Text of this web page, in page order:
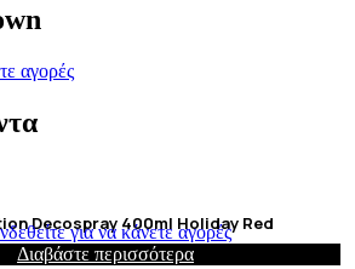
αγορές
Decospray 400ml Holiday Red
για να κάνετε αγορές
Διαβάστε περισσότερα